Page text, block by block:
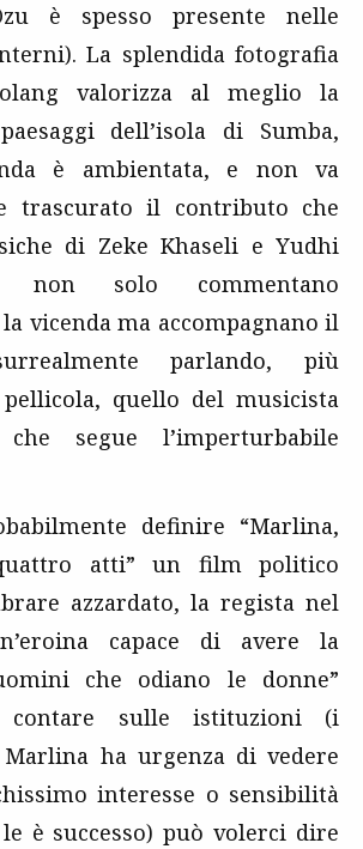
è spesso presente nelle
La splendida fotografia
valorizza al meglio la
dell’isola di Sumba,
è ambientata, e non va
trascurato il contributo che
di Zeke Khaseli e Yudhi
non solo commentano
vicenda ma accompagnano il
parlando, più
quello del musicista
segue l’imperturbabile
definire “Marlina,
atti” un film politico
azzardato, la regista nel
capace di avere la
che odiano le donne”
contare sulle istituzioni (i
ha urgenza di vedere
interesse o sensibilità
è successo) può volerci dire